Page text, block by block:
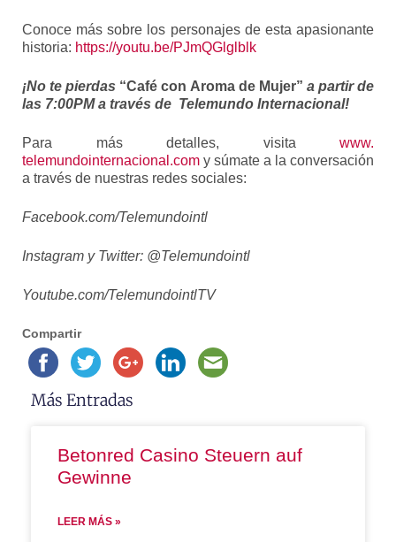
Conoce más sobre los personajes de esta apasionante
historia: https://youtu.be/PJmQGlglblk
¡No te pierdas “Café con Aroma de Mujer” a partir de
las 7:00PM a través de Telemundo Internacional!
Para más detalles, visita www.
telemundointernacional.com y súmate a la conversación
a través de nuestras redes sociales:
Facebook.com/Telemundointl
Instagram y Twitter: @Telemundointl
Youtube.com/TelemundointlTV
Compartir
Más Entradas
Betonred Casino Steuern auf
Gewinne
LEER MÁS »